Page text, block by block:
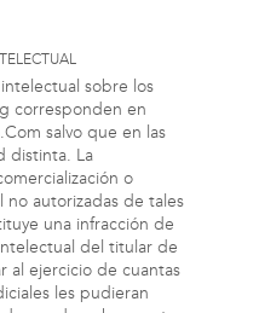
sobre los
corresponden en
salvo que en las
distinta. La
o
no autorizadas de tales
una infracción de
del titular de
al ejercicio de cuantas
les pudieran